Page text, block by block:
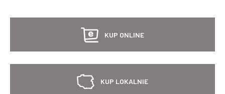
KUP ONLINE
KUP LOKALNIE